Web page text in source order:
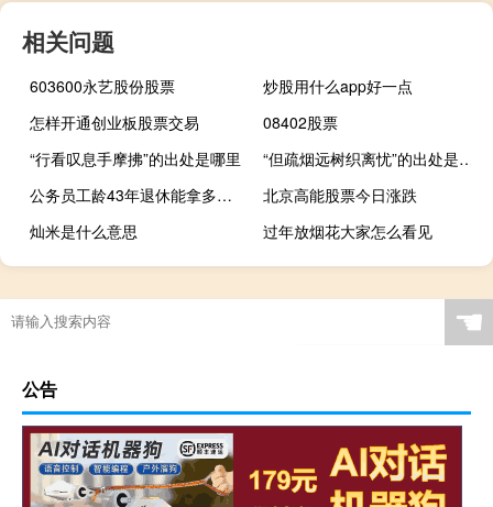
相关问题
603600永艺股份股票
炒股用什么app好一点
怎样开通创业板股票交易
08402股票
“行看叹息手摩拂”的出处是哪里
“但疏烟远树织离忧”的出处是哪里
公务员工龄43年退休能拿多少钱
北京高能股票今日涨跌
灿米是什么意思
过年放烟花大家怎么看见
☚
公告